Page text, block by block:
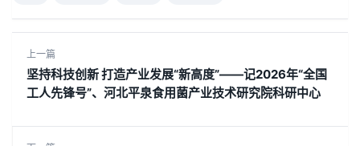
上一篇
坚持科技创新 打造产业发展“新高度”——记2026年“全国
工人先锋号”、河北平泉食用菌产业技术研究院科研中心